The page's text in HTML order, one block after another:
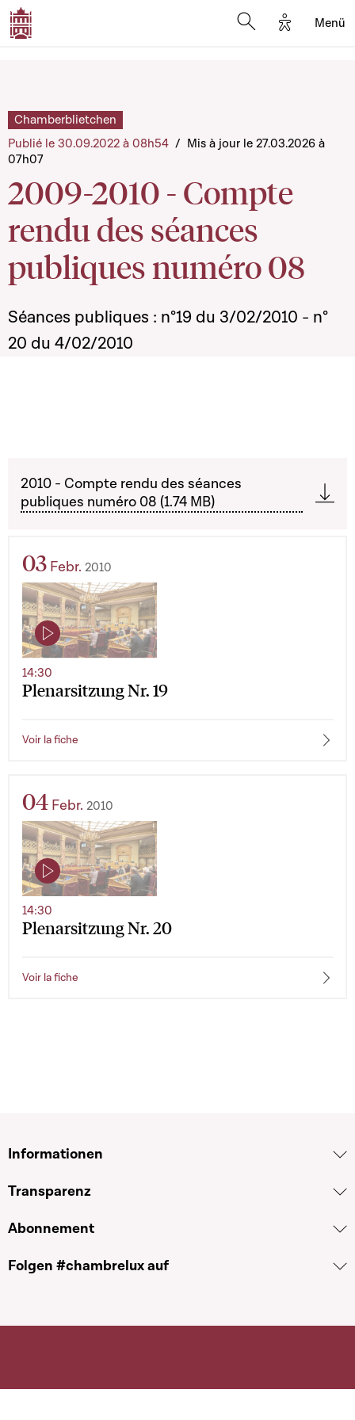
Options
Menü
2009-2010 - Compte
rendu des séances
publiques numéro 08
Chamberblietchen
Publié le 30.09.2022 à 08h54 / Mis à jour le 27.03.2026 à
07h07
Séances publiques : n°19 du 3/02/2010 - n°
20 du 4/02/2010
2010 - Compte rendu des séances
publiques numéro 08 (1.74 MB)
03 Febr. 2010
Plenarsitzung Nr. 19
14:30
Voir la fiche
04 Febr. 2010
Plenarsitzung Nr. 20
14:30
Voir la fiche
Informationen
Transparenz
Abonnement
Folgen #chambrelux auf